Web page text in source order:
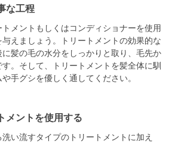
な工程
メントもしくはコンディショナーを使用
えましょう。トリートメントの効果的な
髪の毛の水分をしっかりと取り、毛先か
。そして、トリートメントを髪全体に馴
手グシを優しく通してください。
メントを使用する
い流すタイプのトリートメントに加え